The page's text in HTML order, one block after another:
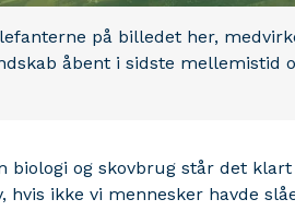
på billedet her,
åbent i sidste mellemistid
biologi og skovbrug står det
ikke vi mennesker havde